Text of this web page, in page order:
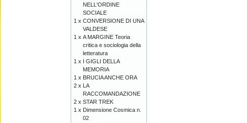
NELL'ORDINE
SOCIALE
1 x CONVERSIONE DI UNA
VALDESE
1 x A MARGINE Teoria
critica e sociologia della
letteratura
1 x I GIGLI DELLA
MEMORIA
1 x BRUCIA ANCHE ORA
2 x LA
RACCOMANDAZIONE
2 x STAR TREK
1 x Dimensione Cosmica n.
02